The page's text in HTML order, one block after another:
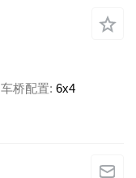
车桥配置 6x4